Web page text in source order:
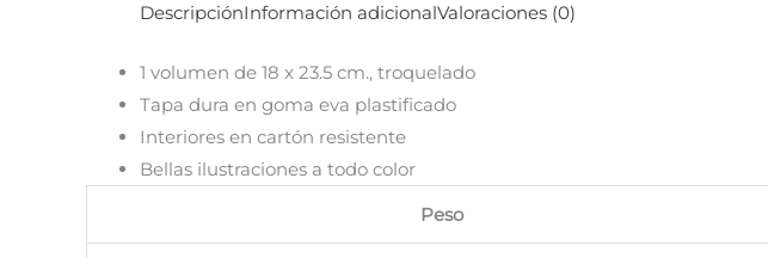
DescripciónInformación adicionalValoraciones (0)
1 volumen de 18 x 23.5 cm., troquelado
Tapa dura en goma eva plastificado
Interiores en cartón resistente
Bellas ilustraciones a todo color
Peso